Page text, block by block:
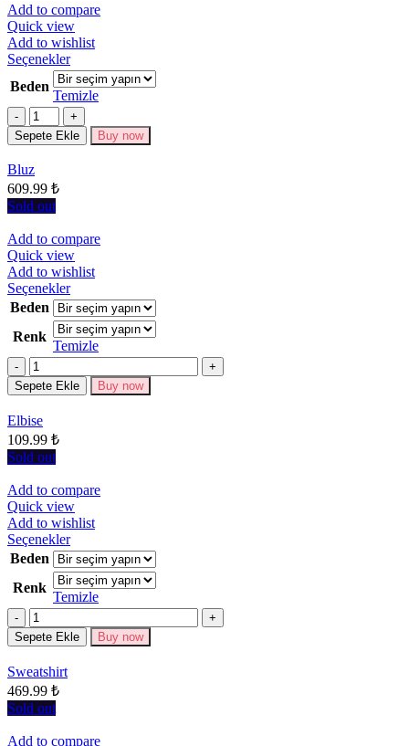
Add to compare
Quick view
Add to wishlist
SeçeneklerBu
ürünün
birden
fazla
varyasyonu
var.
Beden
Temizle
Miktar
Sepete Ekle Buy now
Bluz
609.99 ₺
Sold out
Add to compare
Quick view
Add to wishlist
SeçeneklerBu
ürünün
birden
fazla
varyasyonu
Seçenekler
Beden
Renk
Temizle
Miktar
Sepete Ekle Buy now
Elbise
109.99 ₺
Sold out
Add to compare
Quick view
Add to wishlist
SeçeneklerBu
ürünün
birden
fazla
varyasyonu
Seçenekler
Beden
Renk
Temizle
Miktar
Sepete Ekle Buy now
Sweatshirt
469.99 ₺
Sold out
Add to compare